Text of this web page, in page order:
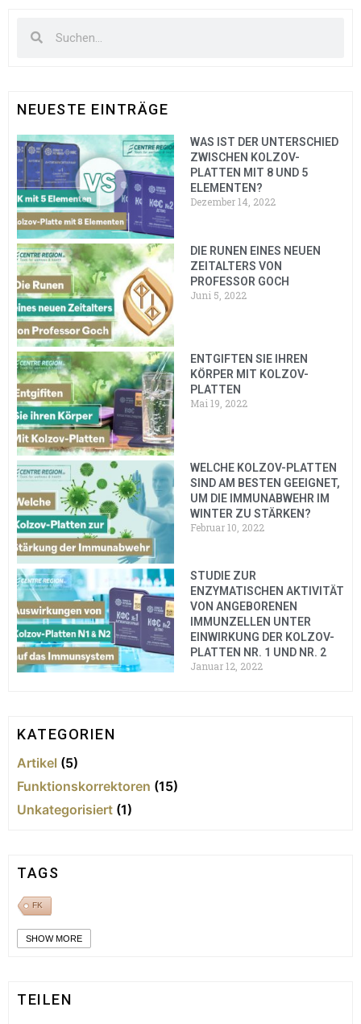
NEUESTE EINTRÄGE
WAS IST DER UNTERSCHIED
ZWISCHEN KOLZOV-
PLATTEN MIT 8 UND 5
ELEMENTEN?
Dezember 14, 2022
DIE RUNEN EINES NEUEN
ZEITALTERS VON
PROFESSOR GOCH
Juni 5, 2022
ENTGIFTEN SIE IHREN
KÖRPER MIT KOLZOV-
PLATTEN
Mai 19, 2022
WELCHE KOLZOV-PLATTEN
SIND AM BESTEN GEEIGNET,
UM DIE IMMUNABWEHR IM
WINTER ZU STÄRKEN?
Februar 10, 2022
STUDIE ZUR
ENZYMATISCHEN AKTIVITÄT
VON ANGEBORENEN
IMMUNZELLEN UNTER
EINWIRKUNG DER KOLZOV-
PLATTEN NR. 1 UND NR. 2
Januar 12, 2022
KATEGORIEN
Artikel (5)
Funktionskorrektoren (15)
Unkategorisiert (1)
TAGS
FK
SHOW MORE
TEILEN